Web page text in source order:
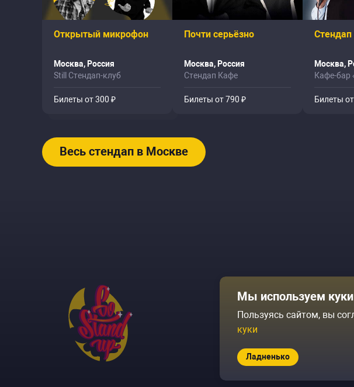
Открытый микрофон
Москва, Россия
Still Стендап-клуб
Билеты от 300 ₽
Почти серьёзно
Москва, Россия
Стендап Кафе
Билеты от 790 ₽
Стендап
Москва,
Кафе-бар
Билеты
Весь стендап в Москве
Площадки
Архив событий
Мы используем куки
Пользуясь сайтом, вы
куки
Ладненько